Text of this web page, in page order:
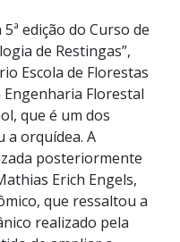
edição do Curso de
de Restingas”,
Escola de Florestas
Engenharia Florestal
que é um dos
orquídea. A
posteriormente
Erich Engels,
que ressaltou a
realizado pela